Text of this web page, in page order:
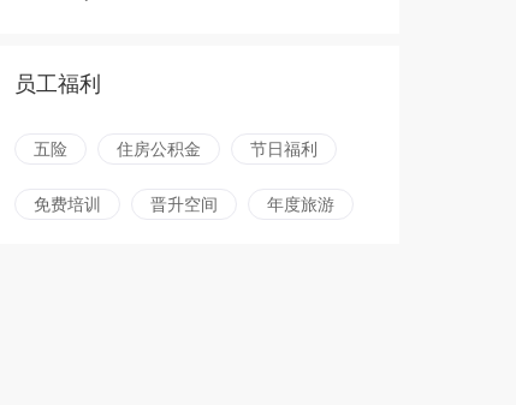
员工福利
五险 住房公积金 节日福利
免费培训 晋升空间 年度旅游